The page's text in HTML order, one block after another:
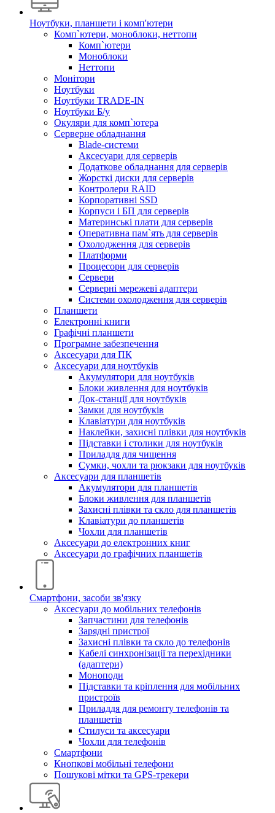
Ноутбуки, планшети і комп'ютери
Комп`ютери, моноблоки, неттопи
Комп`ютери
Моноблоки
Неттопи
Монітори
Ноутбуки
Ноутбуки TRADE-IN
Ноутбуки Б/у
Окуляри для комп`ютера
Серверне обладнання
Blade-системи
Аксесуари для серверів
Додаткове обладнання для серверів
Жорсткі диски для серверів
Контролери RAID
Корпоративні SSD
Корпуси і БП для серверів
Материнські плати для серверів
Оперативна пам`ять для серверів
Охолодження для серверів
Платформи
Процесори для серверів
Сервери
Серверні мережеві адаптери
Системи охолодження для серверів
Планшети
Електронні книги
Графічні планшети
Програмне забезпечення
Аксесуари для ПК
Аксесуари для ноутбуків
Акумулятори для ноутбуків
Блоки живлення для ноутбуків
Док-станції для ноутбуків
Замки для ноутбуків
Клавіатури для ноутбуків
Наклейки, захисні плівки для ноутбуків
Підставки і столики для ноутбуків
Приладдя для чищення
Сумки, чохли та рюкзаки для ноутбуків
Аксесуари для планшетів
Акумулятори для планшетів
Блоки живлення для планшетів
Захисні плівки та скло для планшетів
Клавіатури до планшетів
Чохли для планшетів
Аксесуари до електронних книг
Аксесуари дo графічних планшетів
Смартфони, засоби зв'язку
Аксесуари до мобільних телефонів
Запчастини для телефонів
Зарядні пристрої
Захисні плівки та скло до телефонів
Кабелі синхронізації та перехідники
(адаптери)
Моноподи
Підставки та кріплення для мобільних
пристроїв
Приладдя для ремонту телефонів та
планшетів
Стилуси та аксесуари
Чохли для телефонів
Смартфони
Кнопкові мобільні телефони
Пошукові мітки та GPS-трекери